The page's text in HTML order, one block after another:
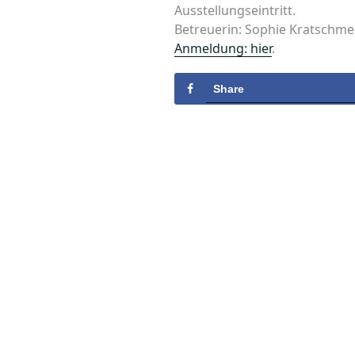
Ausstellungseintritt.
Betreuerin: Sophie
Anmeldung: hier.
Share